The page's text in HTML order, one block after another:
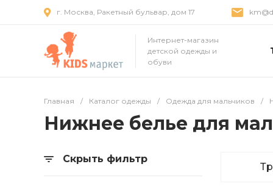
г. Москва, Ракетный бульвар, дом 17
Интернет-магазин
детской одежды и
обуви
Главная / Каталог одежды / Одежда для мальчиков /
Нижнее белье для
Скрыть фильтр